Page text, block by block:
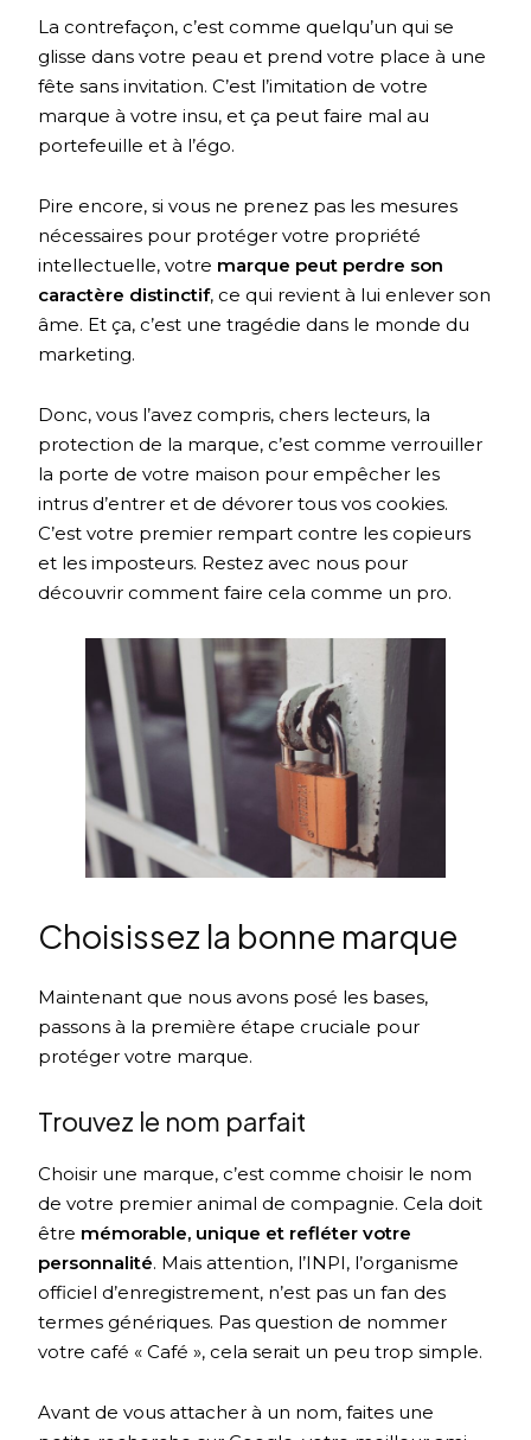
La contrefaçon, c’est comme quelqu’un qui se
glisse dans votre peau et prend votre place à une
fête sans invitation. C’est l’imitation de votre
marque à votre insu, et ça peut faire mal au
portefeuille et à l’égo.
Pire encore, si vous ne prenez pas les mesures
nécessaires pour protéger votre propriété
intellectuelle, votre marque peut perdre son
caractère distinctif, ce qui revient à lui enlever son
âme. Et ça, c’est une tragédie dans le monde du
marketing.
Donc, vous l’avez compris, chers lecteurs, la
protection de la marque, c’est comme verrouiller
la porte de votre maison pour empêcher les
intrus d’entrer et de dévorer tous vos cookies.
C’est votre premier rempart contre les copieurs
et les imposteurs. Restez avec nous pour
découvrir comment faire cela comme un pro.
Choisissez la bonne marque
Maintenant que nous avons posé les bases,
passons à la première étape cruciale pour
protéger votre marque.
Trouvez le nom parfait
Choisir une marque, c’est comme choisir le nom
de votre premier animal de compagnie. Cela doit
être mémorable, unique et refléter votre
personnalité. Mais attention, l’INPI, l’organisme
officiel d’enregistrement, n’est pas un fan des
termes génériques. Pas question de nommer
votre café « Café », cela serait un peu trop simple.
Avant de vous attacher à un nom, faites une